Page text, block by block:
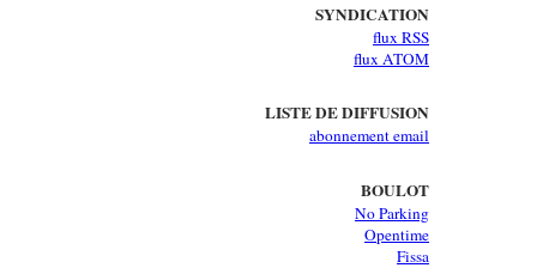
SYNDICATION
flux RSS
flux ATOM
LISTE DE DIFFUSION
abonnement email
BOULOT
No Parking
Opentime
Fissa